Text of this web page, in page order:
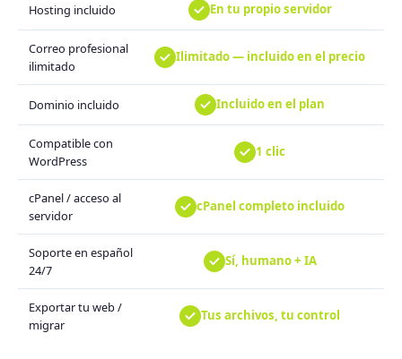
Hosting incluido En tu propio servidor
Correo profesional
ilimitado
Ilimitado — incluido en el precio
Dominio incluido Incluido en el plan
Compatible con
WordPress
1 clic
cPanel / acceso al
servidor
cPanel completo incluido
Soporte en español
24/7
Sí, humano + IA
Exportar tu web /
migrar
Tus archivos, tu control